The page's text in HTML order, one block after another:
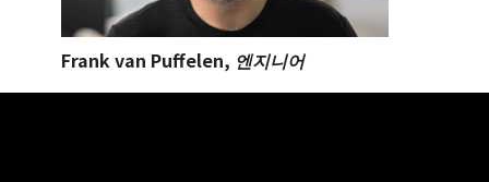
Frank van Puffelen, 엔지니어